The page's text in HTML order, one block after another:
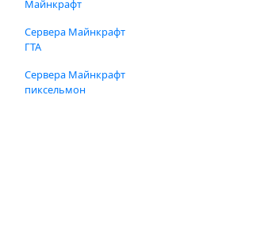
Майнкрафт
Сервера Майнкрафт
ГТА
Сервера Майнкрафт
пиксельмон